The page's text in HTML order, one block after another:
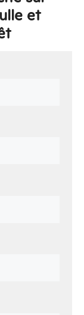
et